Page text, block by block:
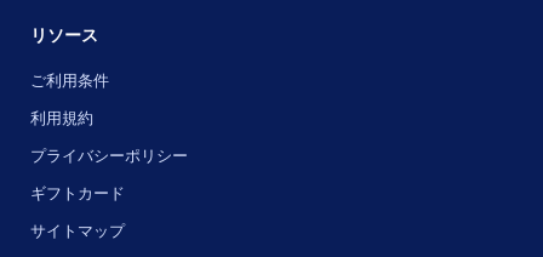
リソース
ご利用条件
利用規約
プライバシーポリシー
ギフトカード
サイトマップ